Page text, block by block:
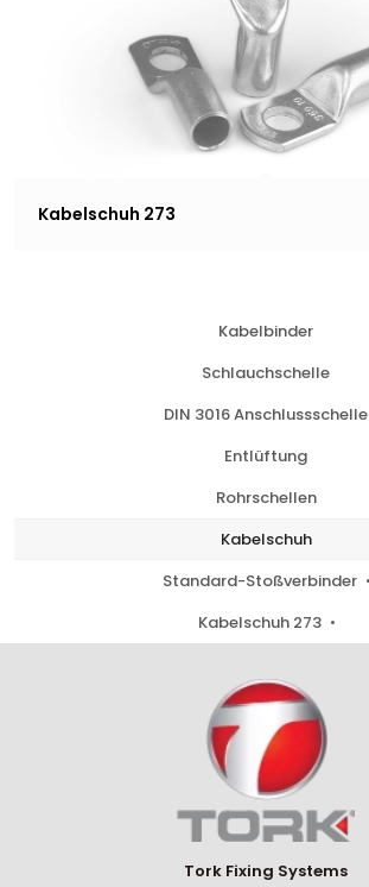
Kabelbinder
Schlauchschelle
DIN 3016 Anschlussschelle
Entlüftung
Rohrschellen
Kabelschuh
Standard-Stoßverbinder
Kabelschuh 273
Kabelschuh 273
Tork Fixing Systems